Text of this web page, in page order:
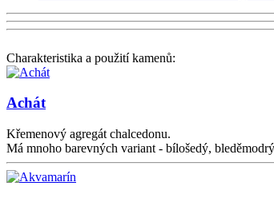
Charakteristika a použití kamenů:
Achát
Křemenový agregát chalcedonu.
Má mnoho barevných variant - bílošedý,